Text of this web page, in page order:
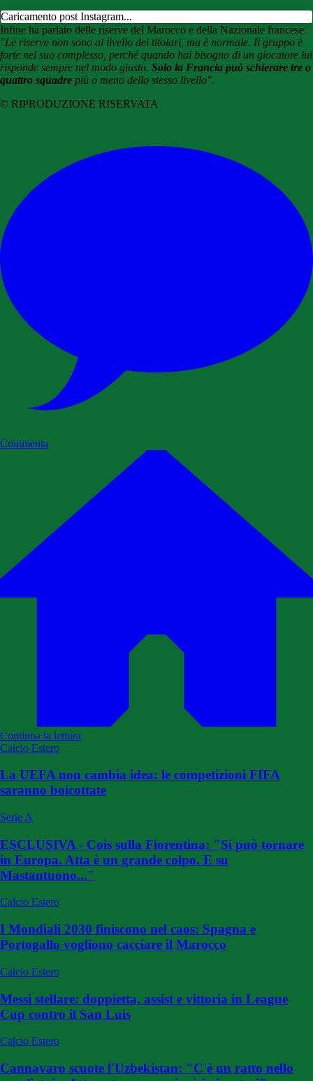
Caricamento post Instagram...
Infine ha parlato delle riserve del Marocco e della Nazionale francese:
"Le riserve non sono al livello dei titolari, ma è normale. Il gruppo è
forte nel suo complesso, perché quando hai bisogno di un giocatore lui
risponde sempre nel modo giusto. Solo la Francia può schierare tre o
quattro squadre più o meno dello stesso livello".
© RIPRODUZIONE RISERVATA
Commenta
Continua la lettura
Calcio Estero
La UEFA non cambia idea: le competizioni FIFA
saranno boicottate
Serie A
ESCLUSIVA - Cois sulla Fiorentina: "Si può tornare
in Europa. Atta è un grande colpo. E su
Mastantuono..."
Calcio Estero
I Mondiali 2030 finiscono nel caos: Spagna e
Portogallo vogliono cacciare il Marocco
Calcio Estero
Messi stellare: doppietta, assist e vittoria in League
Cup contro il San Luis
Calcio Estero
Cannavaro scuote l'Uzbekistan: "C'è un ratto nello